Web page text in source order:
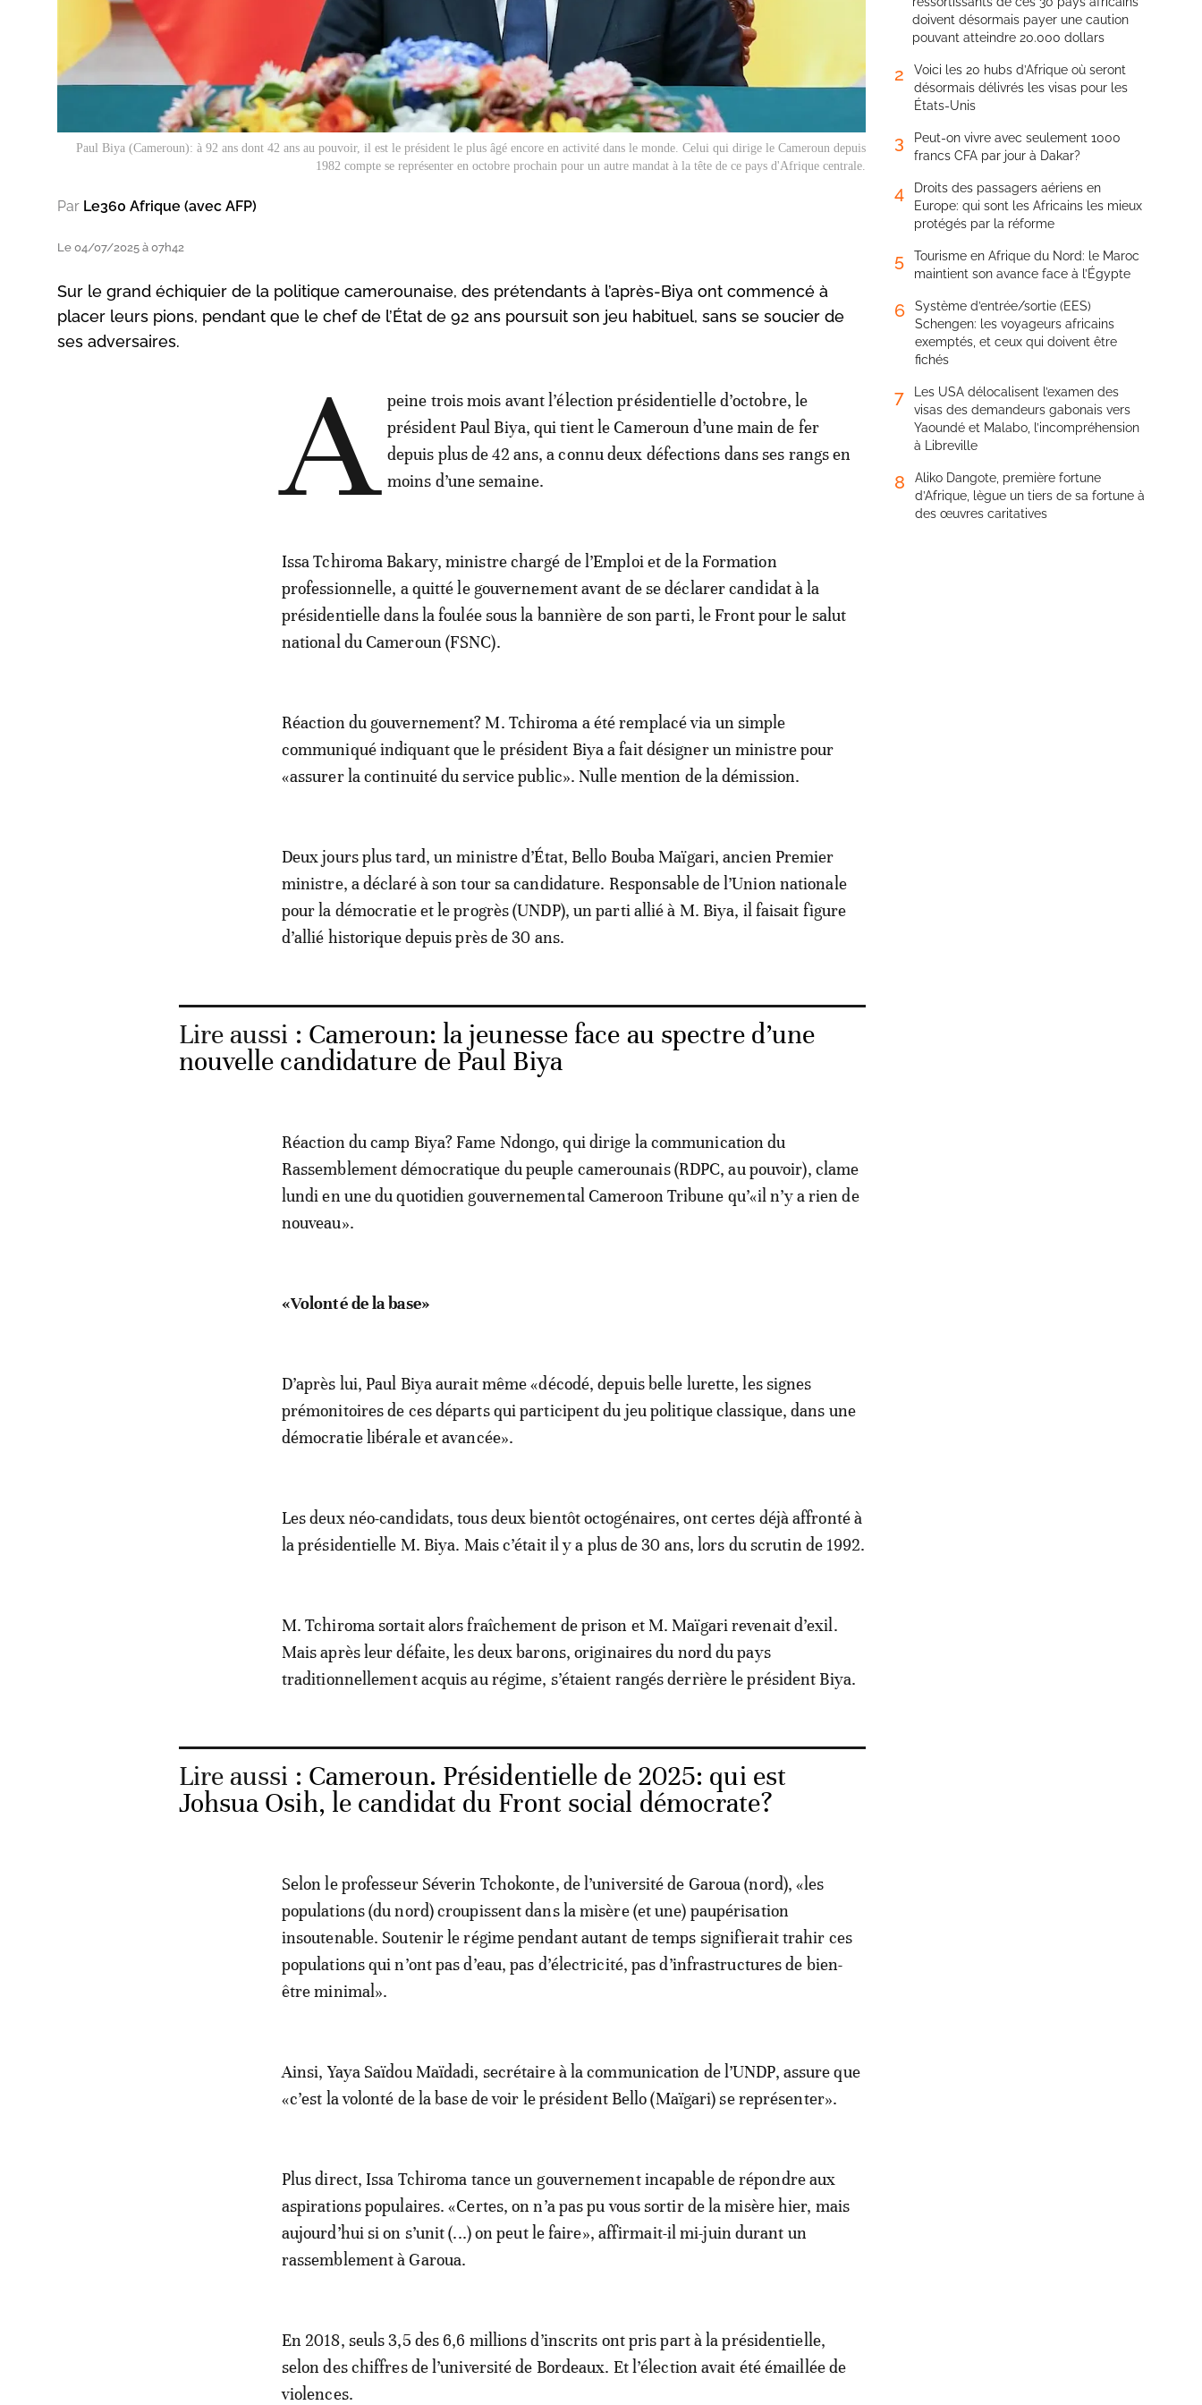
Paul Biya (Cameroun): à 92 ans dont 42 ans au pouvoir, il est le président le plus âgé encore en activité dans le monde. Celui qui dirige le Cameroun depuis
1982 compte se représenter en octobre prochain pour un autre mandat à la tête de ce pays d'Afrique centrale.
Par Le360 Afrique (avec AFP)
Le 04/07/2025 à 07h42
Sur le grand échiquier de la politique camerounaise, des prétendants à l’après-Biya ont commencé à
placer leurs pions, pendant que le chef de l’État de 92 ans poursuit son jeu habituel, sans se soucier de
ses adversaires.
A peine trois mois avant l’élection présidentielle d’octobre, le
président Paul Biya, qui tient le Cameroun d’une main de fer
depuis plus de 42 ans, a connu deux défections dans ses rangs en
moins d’une semaine.
Issa Tchiroma Bakary, ministre chargé de l’Emploi et de la Formation
professionnelle, a quitté le gouvernement avant de se déclarer candidat à la
présidentielle dans la foulée sous la bannière de son parti, le Front pour le salut
national du Cameroun (FSNC).
Réaction du gouvernement? M. Tchiroma a été remplacé via un simple
communiqué indiquant que le président Biya a fait désigner un ministre pour
«assurer la continuité du service public». Nulle mention de la démission.
Deux jours plus tard, un ministre d’État, Bello Bouba Maïgari, ancien Premier
ministre, a déclaré à son tour sa candidature. Responsable de l’Union nationale
pour la démocratie et le progrès (UNDP), un parti allié à M. Biya, il faisait figure
d’allié historique depuis près de 30 ans.
Lire aussi : Cameroun: la jeunesse face au spectre d’une
nouvelle candidature de Paul Biya
Réaction du camp Biya? Fame Ndongo, qui dirige la communication du
Rassemblement démocratique du peuple camerounais (RDPC, au pouvoir), clame
lundi en une du quotidien gouvernemental Cameroon Tribune qu’«il n’y a rien de
nouveau».
«Volonté de la base»
D’après lui, Paul Biya aurait même «décodé, depuis belle lurette, les signes
prémonitoires de ces départs qui participent du jeu politique classique, dans une
démocratie libérale et avancée».
Les deux néo-candidats, tous deux bientôt octogénaires, ont certes déjà affronté à
la présidentielle M. Biya. Mais c’était il y a plus de 30 ans, lors du scrutin de 1992.
M. Tchiroma sortait alors fraîchement de prison et M. Maïgari revenait d’exil.
Mais après leur défaite, les deux barons, originaires du nord du pays
traditionnellement acquis au régime, s’étaient rangés derrière le président Biya.
Lire aussi : Cameroun. Présidentielle de 2025: qui est
Johsua Osih, le candidat du Front social démocrate?
Selon le professeur Séverin Tchokonte, de l’université de Garoua (nord), «les
populations (du nord) croupissent dans la misère (et une) paupérisation
insoutenable. Soutenir le régime pendant autant de temps signifierait trahir ces
populations qui n’ont pas d’eau, pas d’électricité, pas d’infrastructures de bien-
être minimal».
Ainsi, Yaya Saïdou Maïdadi, secrétaire à la communication de l’UNDP, assure que
«c’est la volonté de la base de voir le président Bello (Maïgari) se représenter».
Plus direct, Issa Tchiroma tance un gouvernement incapable de répondre aux
aspirations populaires. «Certes, on n’a pas pu vous sortir de la misère hier, mais
aujourd’hui si on s’unit (...) on peut le faire», affirmait-il mi-juin durant un
rassemblement à Garoua.
En 2018, seuls 3,5 des 6,6 millions d’inscrits ont pris part à la présidentielle,
selon des chiffres de l’université de Bordeaux. Et l’élection avait été émaillée de
violences.
doivent désormais payer une caution
pouvant atteindre 20.000 dollars
2
Voici les 20 hubs d’Afrique où seront
désormais délivrés les visas pour les
États-Unis
3
Peut-on vivre avec seulement 1000
francs CFA par jour à Dakar?
4
Droits des passagers aériens en
Europe: qui sont les Africains les mieux
protégés par la réforme
5
Tourisme en Afrique du Nord: le Maroc
maintient son avance face à l’Égypte
6
Système d’entrée/sortie (EES)
Schengen: les voyageurs africains
exemptés, et ceux qui doivent être
fichés
7
Les USA délocalisent l’examen des
visas des demandeurs gabonais vers
Yaoundé et Malabo, l’incompréhension
à Libreville
8
Aliko Dangote, première fortune
d’Afrique, lègue un tiers de sa fortune à
des œuvres caritatives